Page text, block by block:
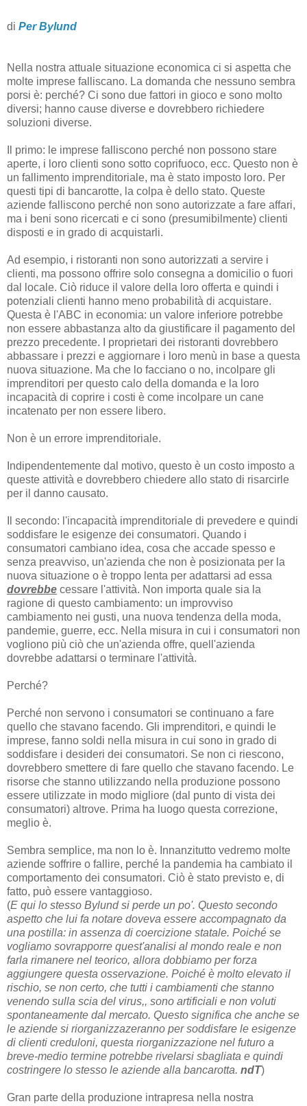
di Per Bylund
Nella nostra attuale situazione economica ci si aspetta che
molte imprese falliscano. La domanda che nessuno sembra
porsi è: perché? Ci sono due fattori in gioco e sono molto
diversi; hanno cause diverse e dovrebbero richiedere
soluzioni diverse.
Il primo: le imprese falliscono perché non possono stare
aperte, i loro clienti sono sotto coprifuoco, ecc. Questo non è
un fallimento imprenditoriale, ma è stato imposto loro. Per
questi tipi di bancarotte, la colpa è dello stato. Queste
aziende falliscono perché non sono autorizzate a fare affari,
ma i beni sono ricercati e ci sono (presumibilmente) clienti
disposti e in grado di acquistarli.
Ad esempio, i ristoranti non sono autorizzati a servire i
clienti, ma possono offrire solo consegna a domicilio o fuori
dal locale. Ciò riduce il valore della loro offerta e quindi i
potenziali clienti hanno meno probabilità di acquistare.
Questa è l'ABC in economia: un valore inferiore potrebbe
non essere abbastanza alto da giustificare il pagamento del
prezzo precedente. I proprietari dei ristoranti dovrebbero
abbassare i prezzi e aggiornare i loro menù in base a questa
nuova situazione. Ma che lo facciano o no, incolpare gli
imprenditori per questo calo della domanda e la loro
incapacità di coprire i costi è come incolpare un cane
incatenato per non essere libero.
Non è un errore imprenditoriale.
Indipendentemente dal motivo, questo è un costo imposto a
queste attività e dovrebbero chiedere allo stato di risarcirle
per il danno causato.
Il secondo: l'incapacità imprenditoriale di prevedere e quindi
soddisfare le esigenze dei consumatori. Quando i
consumatori cambiano idea, cosa che accade spesso e
senza preavviso, un'azienda che non è posizionata per la
nuova situazione o è troppo lenta per adattarsi ad essa
dovrebbe cessare l'attività. Non importa quale sia la
ragione di questo cambiamento: un improvviso
cambiamento nei gusti, una nuova tendenza della moda,
pandemie, guerre, ecc. Nella misura in cui i consumatori non
vogliono più ciò che un'azienda offre, quell'azienda
dovrebbe adattarsi o terminare l'attività.
Perché?
Perché non servono i consumatori se continuano a fare
quello che stavano facendo. Gli imprenditori, e quindi le
imprese, fanno soldi nella misura in cui sono in grado di
soddisfare i desideri dei consumatori. Se non ci riescono,
dovrebbero smettere di fare quello che stavano facendo. Le
risorse che stanno utilizzando nella produzione possono
essere utilizzate in modo migliore (dal punto di vista dei
consumatori) altrove. Prima ha luogo questa correzione,
meglio è.
Sembra semplice, ma non lo è. Innanzitutto vedremo molte
aziende soffrire o fallire, perché la pandemia ha cambiato il
comportamento dei consumatori. Ciò è stato previsto e, di
fatto, può essere vantaggioso.
(E qui lo stesso Bylund si perde un po'. Questo secondo
aspetto che lui fa notare doveva essere accompagnato da
una postilla: in assenza di coercizione statale. Poiché se
vogliamo sovrapporre quest'analisi al mondo reale e non
farla rimanere nel teorico, allora dobbiamo per forza
aggiungere questa osservazione. Poiché è molto elevato il
rischio, se non certo, che tutti i cambiamenti che stanno
venendo sulla scia del virus,, sono artificiali e non voluti
spontaneamente dal mercato. Questo significa che anche se
le aziende si riorganizzazeranno per soddisfare le esigenze
di clienti creduloni, questa riorganizzazione nel futuro a
breve-medio termine potrebbe rivelarsi sbagliata e quindi
costringere lo stesso le aziende alla bancarotta. ndT)
Gran parte della produzione intrapresa nella nostra